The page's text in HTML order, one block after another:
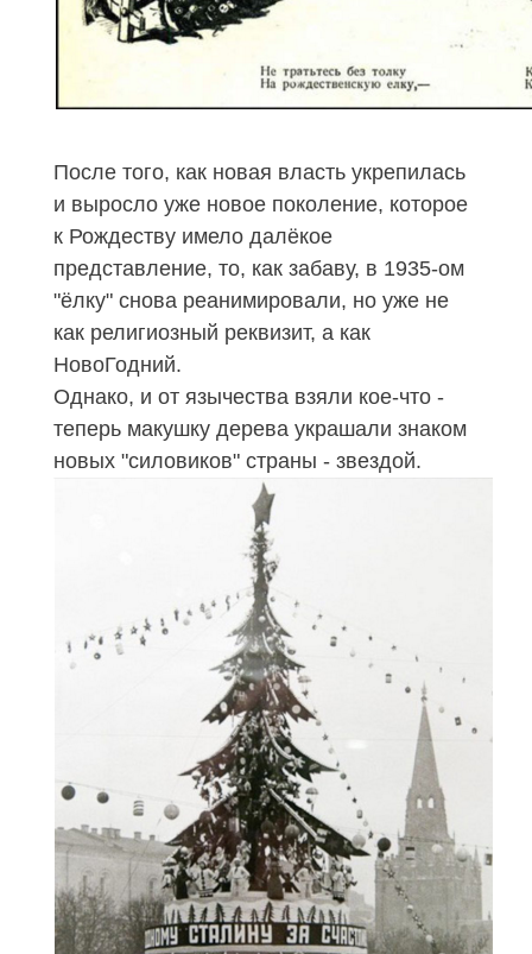
После того, как новая власть укрепилась
и выросло уже новое поколение, которое
к Рождеству имело далёкое
представление, то, как забаву, в 1935-ом
"ёлку" снова реанимировали, но уже не
как религиозный реквизит, а как
НовоГодний.
Однако, и от язычества взяли кое-что -
теперь макушку дерева украшали знаком
новых "силовиков" страны - звездой.